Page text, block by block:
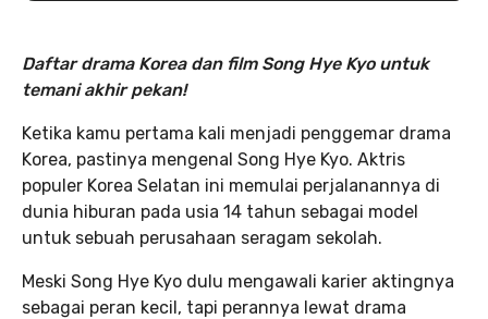
Daftar drama Korea dan film Song Hye Kyo untuk
temani akhir pekan!
Ketika kamu pertama kali menjadi penggemar drama
Korea, pastinya mengenal Song Hye Kyo. Aktris
populer Korea Selatan ini memulai perjalanannya di
dunia hiburan pada usia 14 tahun sebagai model
untuk sebuah perusahaan seragam sekolah.
Meski Song Hye Kyo dulu mengawali karier aktingnya
sebagai peran kecil, tapi perannya lewat drama